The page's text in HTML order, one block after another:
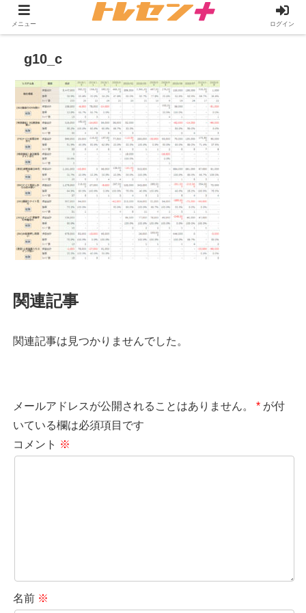
g10_c
関連記事
関連記事は見つかりませんでした。
メールアドレスが公開されることはありません。 * が付
いている欄は必須項目です
コメント ※
名前 ※
メニュー ログイン